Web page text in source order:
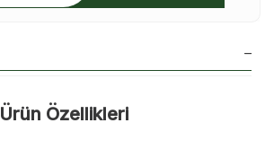
Ürün Özellikleri